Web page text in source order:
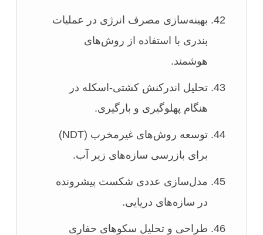
بهینه‌سازی مصرف انرژی در عملیات
بندری با استفاده از روش‌های
هوشمند.
تحلیل اندرکنش کشتی-اسکله در
هنگام پهلوگیری و بارگیری.
توسعه روش‌های غیرمخرب (NDT)
برای بازرسی سازه‌های زیر آب.
مدل‌سازی عددی شکست پیشرونده
در سازه‌های دریایی.
طراحی و تحلیل سکوهای حفاری